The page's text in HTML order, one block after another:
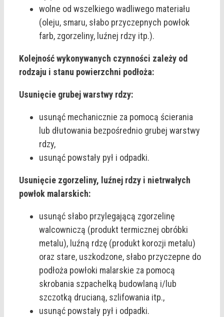
wolne od wszelkiego wadliwego materiału
(oleju, smaru, słabo przyczepnych powłok
farb, zgorzeliny, luźnej rdzy itp.).
Kolejność wykonywanych czynności zależy od
rodzaju i stanu powierzchni podłoża:
Usunięcie grubej warstwy rdzy:
usunąć mechanicznie za pomocą ścierania
lub dłutowania bezpośrednio grubej warstwy
rdzy,
usunąć powstały pył i odpadki.
Usunięcie zgorzeliny, luźnej rdzy i nietrwałych
powłok malarskich:
usunąć słabo przylegającą zgorzelinę
walcowniczą (produkt termicznej obróbki
metalu), luźną rdzę (produkt korozji metalu)
oraz stare, uszkodzone, słabo przyczepne do
podłoża powłoki malarskie za pomocą
skrobania szpachelką budowlaną i/lub
szczotką drucianą, szlifowania itp.,
usunąć powstały pył i odpadki.